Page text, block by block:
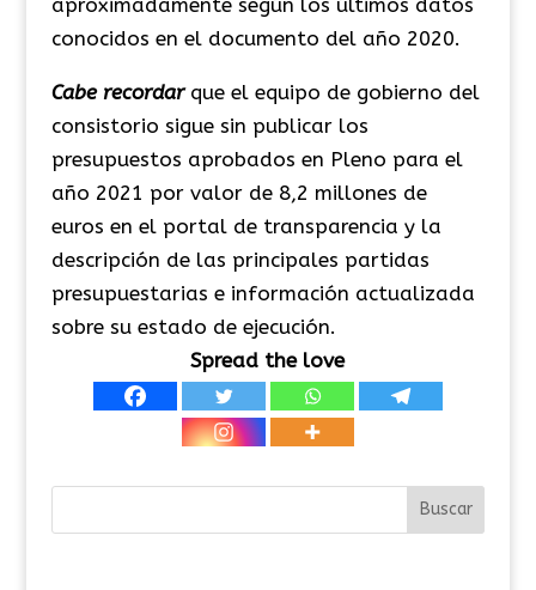
conocidos en el documento del año 2020.
Cabe recordarque el equipo de gobierno del
consistorio sigue sin publicar los
presupuestos aprobados en Pleno para el
año 2021 por valor de 8,2 millones de
euros en el portal de transparencia y la
descripción de las principales partidas
presupuestarias e información actualizada
sobre su estado de ejecución.
Spread the love